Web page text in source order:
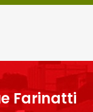
Farinatti